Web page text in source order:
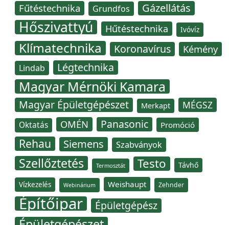
Fűtéstechnika Grundfos Gázellátás
Hőszivattyú Hűtéstechnika Ivóvíz
Klímatechnika Koronavírus Kémény
Lindab Légtechnika
Magyar Mérnöki Kamara
Magyar Épületgépészet Merkapt MÉGSZ
Oktatás OMÉN Panasonic Promóció
Rehau Siemens Szabványok
Szellőztetés Termosztát Testo Távhő
Vízkezelés Webinárium Weishaupt Zehnder
Építőipar Épületgépész